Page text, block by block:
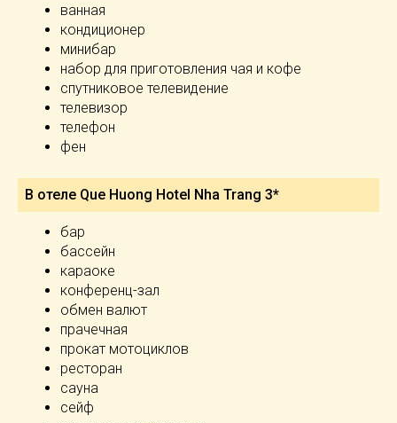
ванная
кондиционер
минибар
набор для приготовления чая и кофе
спутниковое телевидение
телевизор
телефон
фен
В отеле Que Huong Hotel Nha Trang 3*
бар
бассейн
караоке
конференц-зал
обмен валют
прачечная
прокат мотоциклов
ресторан
сауна
сейф